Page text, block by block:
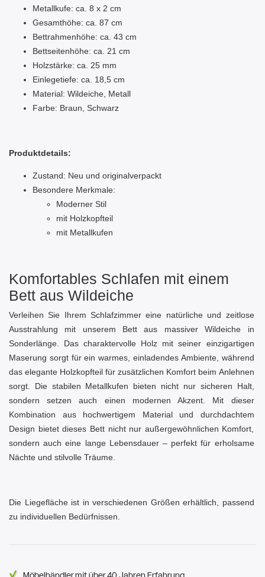
Metallkufe: ca. 8 x 2 cm
Gesamthöhe: ca. 87 cm
Bettrahmenhöhe: ca. 43 cm
Bettseitenhöhe: ca. 21 cm
Holzstärke: ca. 25 mm
Einlegetiefe: ca. 18,5 cm
Material: Wildeiche, Metall
Farbe: Braun, Schwarz
Produktdetails:
Zustand: Neu und originalverpackt
Besondere Merkmale:
Moderner Stil
mit Holzkopfteil
mit Metallkufen
Komfortables Schlafen mit einem
Bett aus Wildeiche
Verleihen Sie Ihrem Schlafzimmer eine natürliche und zeitlose
Ausstrahlung mit unserem Bett aus massiver Wildeiche in
Sonderlänge. Das charaktervolle Holz mit seiner einzigartigen
Maserung sorgt für ein warmes, einladendes Ambiente, während
das elegante Holzkopfteil für zusätzlichen Komfort beim Anlehnen
sorgt. Die stabilen Metallkufen bieten nicht nur sicheren Halt,
sondern setzen auch einen modernen Akzent. Mit dieser
Kombination aus hochwertigem Material und durchdachtem
Design bietet dieses Bett nicht nur außergewöhnlichen Komfort,
sondern auch eine lange Lebensdauer – perfekt für erholsame
Nächte und stilvolle Träume.
Die Liegefläche ist in verschiedenen Größen erhältlich, passend
zu individuellen Bedürfnissen.